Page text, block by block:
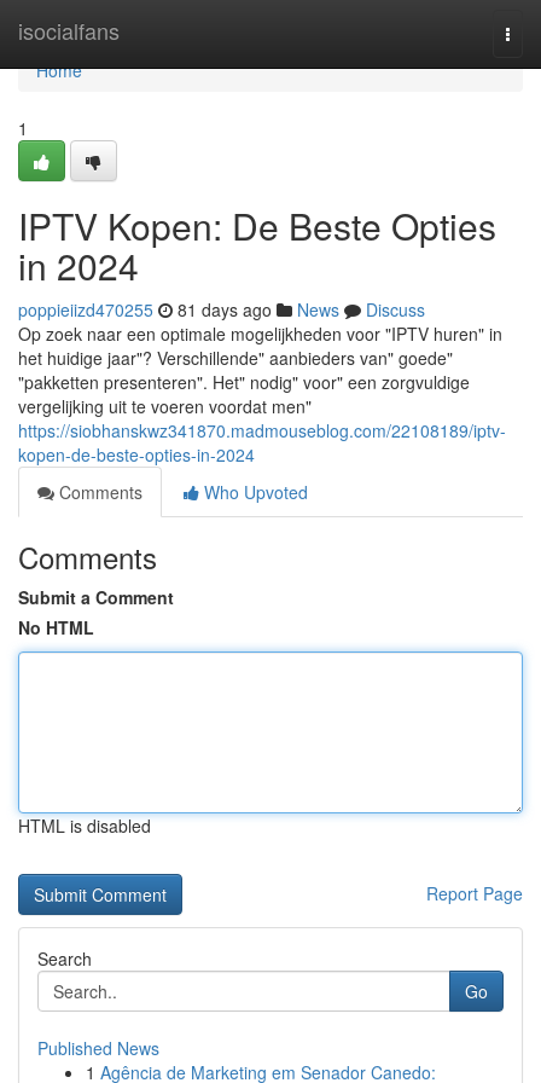
isocialfans
Home
Home
1
IPTV Kopen: De Beste Opties
in 2024
poppieiizd470255 81 days ago News
Discuss
Op zoek naar een optimale mogelijkheden voor "IPTV huren" in
het huidige jaar"? Verschillende" aanbieders van" goede"
"pakketten presenteren". Het" nodig" voor" een zorgvuldige
vergelijking uit te voeren voordat men"
https://siobhanskwz341870.madmouseblog.com/22108189/iptv-
kopen-de-beste-opties-in-2024
Comments
Who Upvoted
Comments
Submit a Comment
No HTML
HTML is disabled
Report Page
Search
Go
Published News
1 Agência de Marketing em Senador Canedo: